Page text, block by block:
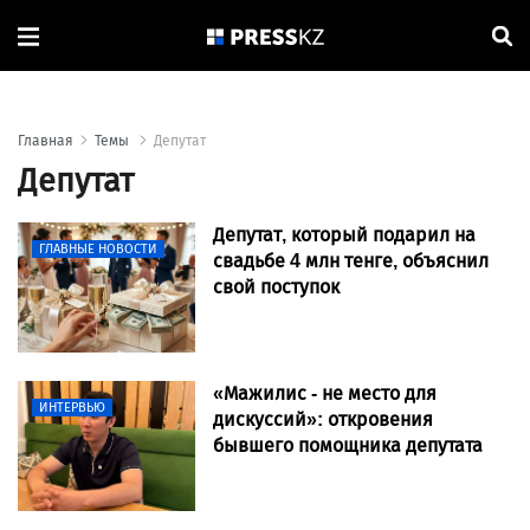
Главная Темы Депутат
Депутат
ГЛАВНЫЕ НОВОСТИ
Депутат, который подарил на
свадьбе 4 млн тенге, объяснил
свой поступок
ИНТЕРВЬЮ
«Мажилис - не место для
дискуссий»: откровения
бывшего помощника депутата